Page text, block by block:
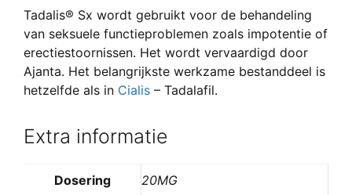
Tadalis® Sx wordt gebruikt voor de behandeling
van seksuele functieproblemen zoals impotentie of
erectiestoornissen. Het wordt vervaardigd door
Ajanta. Het belangrijkste werkzame bestanddeel is
hetzelfde als in Cialis – Tadalafil.
Extra informatie
Dosering 20MG